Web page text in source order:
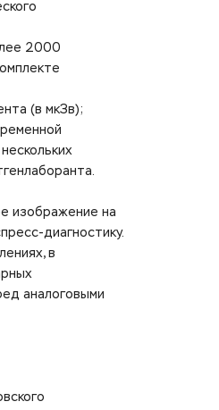
2000
(в мкЗв);
изображение на
диагностику.
в
аналоговыми